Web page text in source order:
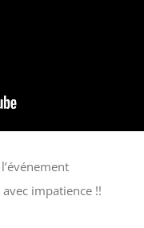
impatience !!